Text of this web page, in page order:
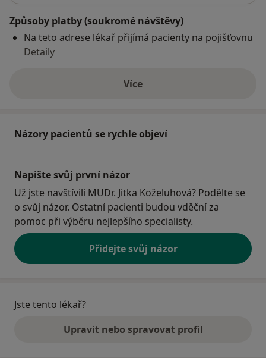
Způsoby platby (soukromé návštěvy)
Na teto adrese lékař přijímá pacienty na pojišťovnu
Detaily
Víceo adrese
Názory pacientů se rychle objeví
Napište svůj první názor
Už jste navštívili MUDr. Jitka Koželuhová? Podělte se
o svůj názor. Ostatní pacienti budou vděční za
pomoc při výběru nejlepšího specialisty.
Přidejte svůj názor
Jste tento lékař?
Upravit nebo spravovat profil